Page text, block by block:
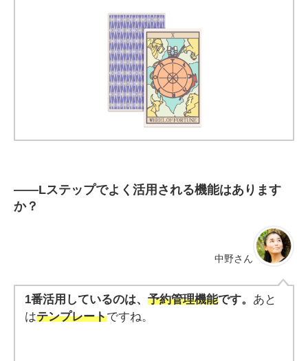
――Lステップでよく活用される機能はあります
か？
中野さん
1番活用しているのは、予約管理機能です。 あと
はテンプレートですね。